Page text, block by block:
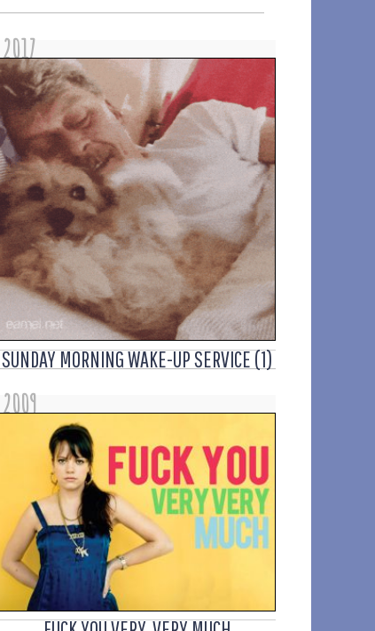
2017
SUNDAY MORNING WAKE-UP SERVICE (1)
2009